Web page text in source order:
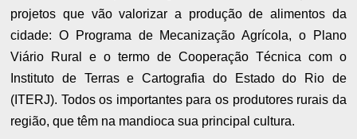
projetos que vão valorizar a produção de alimentos da
cidade: O Programa de Mecanização Agrícola, o Plano
Viário Rural e o termo de Cooperação Técnica com o
Instituto de Terras e Cartografia do Estado do Rio de
(ITERJ). Todos os importantes para os produtores rurais da
região, que têm na mandioca sua principal cultura.